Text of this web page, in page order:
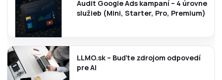
Audit Google Ads kampaní – 4 úrovne
služieb (Mini, Starter, Pro, Premium)
LLMO.sk – Buďte zdrojom odpovedí
pre AI